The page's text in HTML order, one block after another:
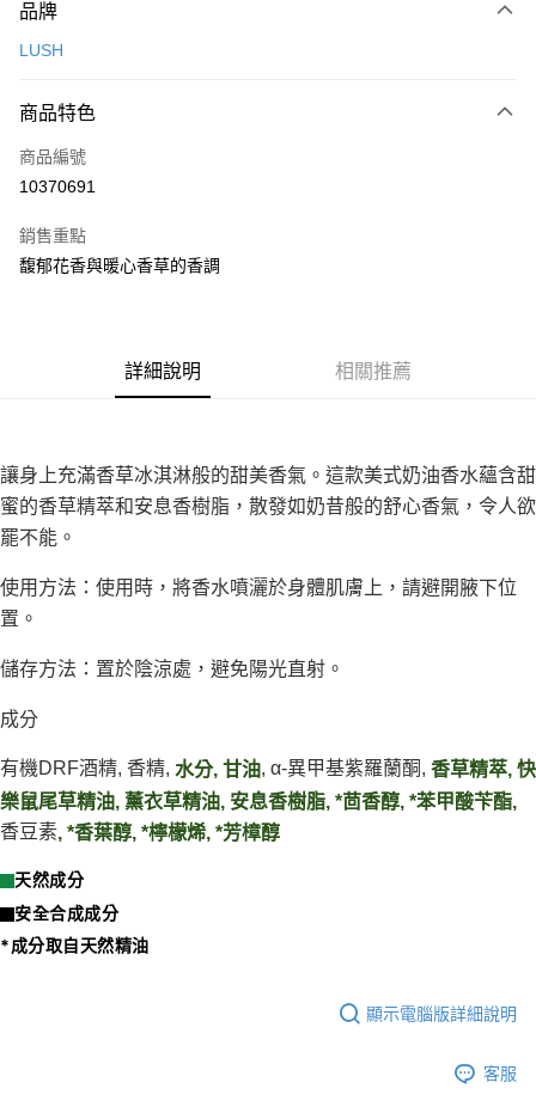
信用卡一次付款
Apple Pay
街口支付
Google Pay
成交易。
3.實際核准額度、可分期數及費用金額請依後續交易確認頁面所載為準。
4.訂單成立30分鐘內，如未前往確認交易或遇審核未通過，訂單將自動取
消。如遇「轉專審核」未通過狀況，表示未達大哥付你分期系統評分，恕無
【繳款方式說明】
帳／街口支付／iPASS MONEY」等通路繳費。
【注意事項】
用戶於交易時，得透過本服務購買商品或服務，並由商店將買賣／分期付款
買賣價金債權讓與本公司後，依約使用本公司帳單繳交帳款。
2.基於同意付款使用「大哥付你分期」之契約關係目的，商店將以您的個人
資料（包含姓名、電話或地址）提供予台灣大哥大進項蒐集、處理及利用，
由本公司與您本人進行分期帳單所需資料之確認、核對及更正。
【關於「AFTEE先享後付」】
AFTEE先享後付是「在收到商品之後才付款」的支付方式。 讓您購物簡單
便利好安心！
１．簡單：不需註冊會員、不需綁卡、不需儲值。
２．便利：只要手機號碼，簡訊認證，即可結帳。
【「AFTEE先享後付」結帳流程】
結帳頁面，進行簡訊認證並確認金額後，即可完成結帳。
２．訂單成立數日內，您將收到繳費通知簡訊。
ATM／網路銀行／等多元方式進行付款，方視為交易完成。
購買商品的店家。未經商家同意取消之訂單仍視為有效，需透過AFTEE先享
後付繳納相關費用。
※ 交易是否成功請以「AFTEE先享後付 」之結帳頁面顯示為準，若有關於
是否繳費成功／繳費後需取消欲退款等相關疑問，請聯繫「AFTEE先享後付
１．透過由恩沛科技股份有限公司提供之「AFTEE先享後付」服務完成之交
易，需依本服務之必要範圍內提供個人資料，並將交易相關給付款項請求債
３．未成年的使用者請事先徵得法定代理人或監護人之同意方可使用
４．使用「AFTEE先享後付」時，將依據個別帳號之用戶狀況，依本公司即
ATM付款
運送方式
付款後全家取貨
每筆NT$70，滿NT$899(含以上)免運費
付款後7-11取貨
宅配
每筆NT$100，滿NT$1,000(含以上)免運費
京站台北店客服中心(1F星巴克旁) 即日起不提供京站紙袋，取件時
請自備購物袋，若需購買紙袋可現場詢問
免運費
品牌
LUSH
商品特色
商品編號
10370691
銷售重點
馥郁花香與暖心香草的香調
詳細說明 相關推薦
讓身上充滿香草冰淇淋般的甜美香氣。這款美式奶油香水蘊含甜
蜜的香草精萃和安息香樹脂，散發如奶昔般的舒心香氣，令人欲
罷不能。
使用方法：使用時，將香水噴灑於身體肌膚上，請避開腋下位
置。
儲存方法：置於陰涼處，避免陽光直射。
成分
有機DRF酒精, 香精, 水分, 甘油, α-異甲基紫羅蘭酮, 香草精萃, 快
樂鼠尾草精油, 薰衣草精油, 安息香樹脂, *茴香醇, *苯甲酸苄酯,
香豆素, *香葉醇, *檸檬烯, *芳樟醇
天然成分
安全合成成分
*成分取自天然精油
顯示電腦版詳細說明
客服